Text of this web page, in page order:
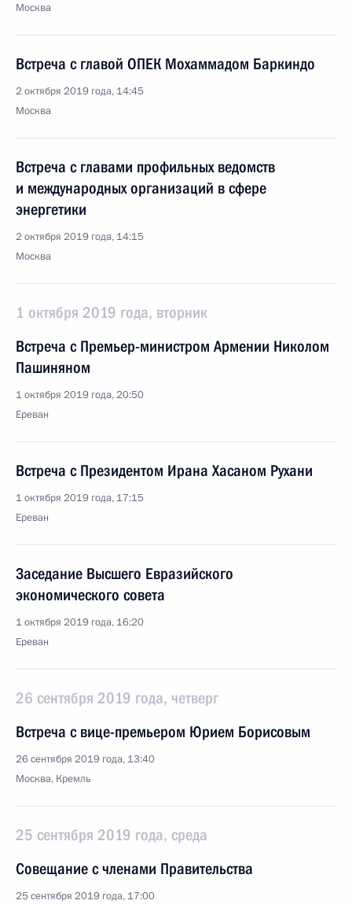
Москва
Встреча с главой ОПЕК Мохаммадом Баркиндо
2 октября 2019 года, 14:45
Москва
Встреча с главами профильных ведомств
и международных организаций в сфере
энергетики
2 октября 2019 года, 14:15
Москва
1 октября 2019 года, вторник
Встреча с Премьер-министром Армении Николом
Пашиняном
1 октября 2019 года, 20:50
Ереван
Встреча с Президентом Ирана Хасаном Рухани
1 октября 2019 года, 17:15
Ереван
Заседание Высшего Евразийского
экономического совета
1 октября 2019 года, 16:20
Ереван
26 сентября 2019 года, четверг
Встреча с вице-премьером Юрием Борисовым
26 сентября 2019 года, 13:40
Москва, Кремль
25 сентября 2019 года, среда
Совещание с членами Правительства
25 сентября 2019 года, 17:00